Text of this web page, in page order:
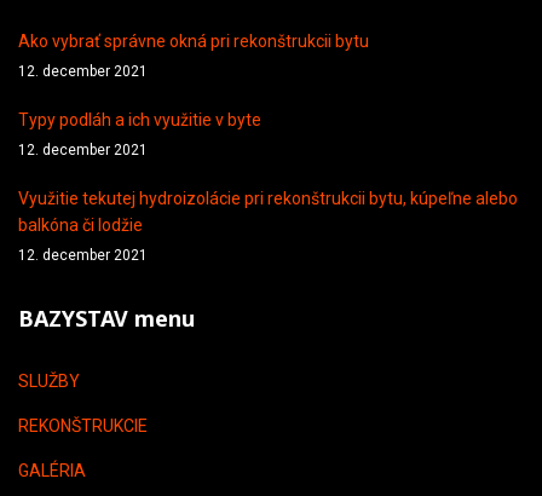
Ako vybrať správne okná pri rekonštrukcii bytu
12. december 2021
Typy podláh a ich využitie v byte
12. december 2021
Využitie tekutej hydroizolácie pri rekonštrukcii bytu, kúpeľne alebo
balkóna či lodžie
12. december 2021
BAZYSTAV menu
SLUŽBY
REKONŠTRUKCIE
GALÉRIA